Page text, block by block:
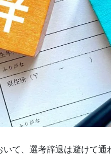
て、選考辞退は避けて